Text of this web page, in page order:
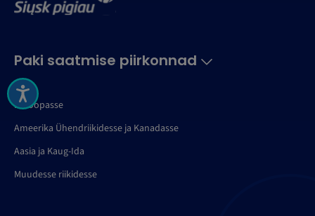
Paki saatmise piirkonnad
Euroopasse
Ameerika Ühendriikidesse ja Kanadasse
Aasia ja Kaug-Ida
Muudesse riikidesse